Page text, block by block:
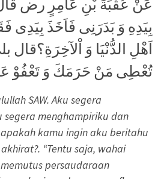
عَنْ عُقْبَةَ بْنِ عَامِرٍ رض
بِيَدِهِ وَ بَدَرَنِى فَاَخَذَ بِيَدِى
اَهْلِ الدُّنْيَا وَ
تُعْطِى مَنْ حَرَمَكَ وَ تَعْفُوْ
SAW. Aku segera
menghampiriku dan
kamu ingin aku beritahu
“Tentu saja, wahai
persaudaraan